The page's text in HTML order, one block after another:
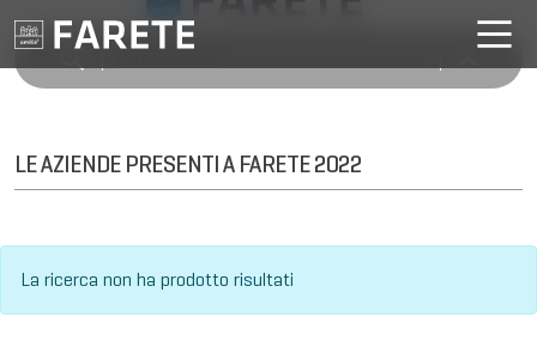
LE AZIENDE PRESENTI A FARETE 2022
La ricerca non ha prodotto risultati